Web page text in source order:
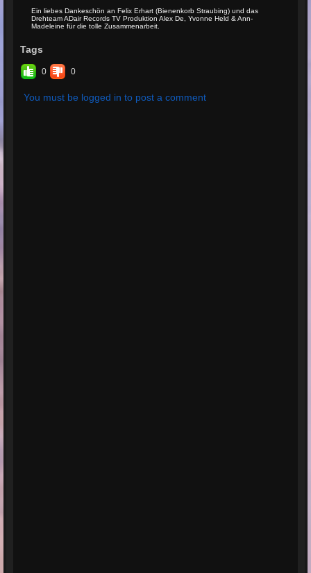
Ein liebes Dankeschön an Felix Erhart (Bienenkorb Straubing) und das
Drehteam ADair Records TV Produktion Alex De, Yvonne Held & Ann-
Madeleine für die tolle Zusammenarbeit.
Tags
0 0
You must be logged in to post a comment